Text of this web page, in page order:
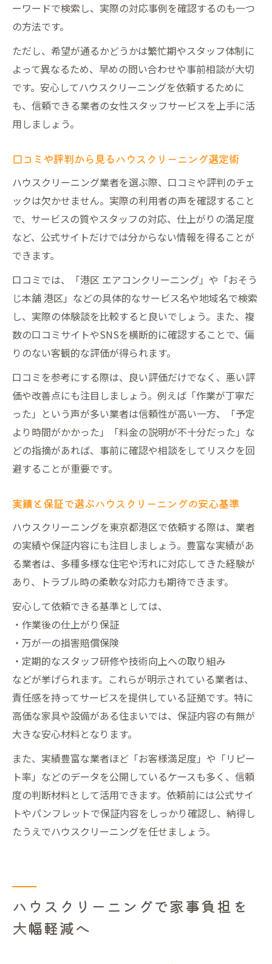
ーワードで検索し、実際の対応事例を確認するのも一つ
の方法です。
ただし、希望が通るかどうかは繁忙期やスタッフ体制に
よって異なるため、早めの問い合わせや事前相談が大切
です。安心してハウスクリーニングを依頼するために
も、信頼できる業者の女性スタッフサービスを上手に活
用しましょう。
口コミや評判から見るハウスクリーニング選定術
ハウスクリーニング業者を選ぶ際、口コミや評判のチェ
ックは欠かせません。実際の利用者の声を確認すること
で、サービスの質やスタッフの対応、仕上がりの満足度
など、公式サイトだけでは分からない情報を得ることが
できます。
口コミでは、「港区 エアコンクリーニング」や「おそう
じ本舗 港区」などの具体的なサービス名や地域名で検索
し、実際の体験談を比較すると良いでしょう。また、複
数の口コミサイトやSNSを横断的に確認することで、偏
りのない客観的な評価が得られます。
口コミを参考にする際は、良い評価だけでなく、悪い評
価や改善点にも注目しましょう。例えば「作業が丁寧だ
った」という声が多い業者は信頼性が高い一方、「予定
より時間がかかった」「料金の説明が不十分だった」な
どの指摘があれば、事前に確認や相談をしてリスクを回
避することが重要です。
実績と保証で選ぶハウスクリーニングの安心基準
ハウスクリーニングを東京都港区で依頼する際は、業者
の実績や保証内容にも注目しましょう。豊富な実績があ
る業者は、多種多様な住宅や汚れに対応してきた経験が
あり、トラブル時の柔軟な対応力も期待できます。
安心して依頼できる基準としては、
・作業後の仕上がり保証
・万が一の損害賠償保険
・定期的なスタッフ研修や技術向上への取り組み
などが挙げられます。これらが明示されている業者は、
責任感を持ってサービスを提供している証拠です。特に
高価な家具や設備がある住まいでは、保証内容の有無が
大きな安心材料となります。
また、実績豊富な業者ほど「お客様満足度」や「リピー
ト率」などのデータを公開しているケースも多く、信頼
度の判断材料として活用できます。依頼前には公式サイ
トやパンフレットで保証内容をしっかり確認し、納得し
たうえでハウスクリーニングを任せましょう。
ハウスクリーニングで家事負担を
大幅軽減へ